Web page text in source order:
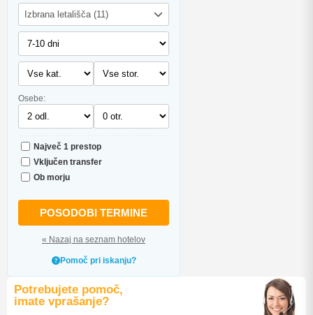
Izbrana letališča (11)
Osebe:
Največ 1 prestop
Vključen transfer
Ob morju
POSODOBI TERMINE
« Nazaj na seznam hotelov
Pomoč pri iskanju?
Potrebujete pomoč,
imate vprašanje?